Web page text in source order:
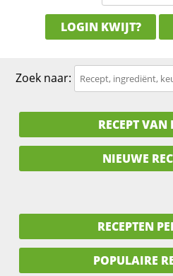
LOGIN KWIJT?
Zoek naar:
RECEPT VAN
NIEUWE
RECEPTEN
POPULAIRE